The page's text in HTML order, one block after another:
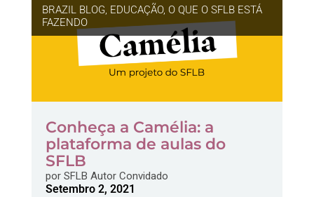
BRAZIL BLOG, EDUCAÇÃO, O QUE O SFLB ESTÁ
FAZENDO
Conheça a Camélia: a
plataforma de aulas do
SFLB
porSFLB Autor Convidado
Setembro 2, 2021